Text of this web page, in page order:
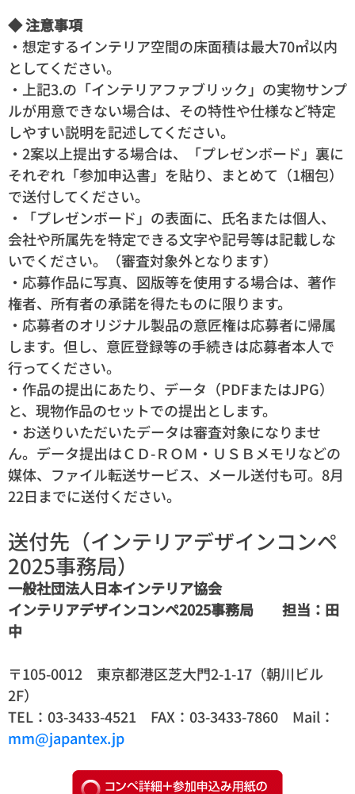
◆ 注意事項
・想定するインテリア空間の床面積は最大70㎡以内
としてください。
・上記3.の「インテリアファブリック」の実物サンプ
ルが用意できない場合は、その特性や仕様など特定
しやすい説明を記述してください。
・2案以上提出する場合は、「プレゼンボード」裏に
それぞれ「参加申込書」を貼り、まとめて（1梱包）
で送付してください。
・「プレゼンボード」の表面に、氏名または個人、
会社や所属先を特定できる文字や記号等は記載しな
いでください。（審査対象外となります）
・応募作品に写真、図版等を使用する場合は、著作
権者、所有者の承諾を得たものに限ります。
・応募者のオリジナル製品の意匠権は応募者に帰属
します。但し、意匠登録等の手続きは応募者本人で
行ってください。
・作品の提出にあたり、データ（PDFまたはJPG）
と、現物作品のセットでの提出とします。
・お送りいただいたデータは審査対象になりませ
ん。データ提出はＣＤ-ＲＯＭ・ＵＳＢメモリなどの
媒体、ファイル転送サービス、メール送付も可。8月
22日までに送付ください。
送付先（インテリアデザインコンペ
2025事務局）
一般社団法人日本インテリア協会
インテリアデザインコンペ2025事務局 担当：田
中
〒105-0012 東京都港区芝大門2-1-17（朝川ビル
2F）
TEL：03-3433-4521 FAX：03-3433-7860 Mail：
mm@japantex.jp